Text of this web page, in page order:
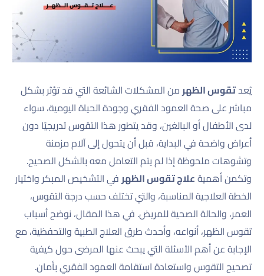
يُعدتقوس الظهر من المشكلات الشائعة التي قد تؤثر بشكل
مباشر على صحة العمود الفقري وجودة الحياة اليومية، سواء
لدى الأطفال أو البالغين، وقد يتطور هذا التقوس تدريجيًا دون
أعراض واضحة في البداية، قبل أن يتحول إلى آلام مزمنة
وتشوهات ملحوظة إذا لم يتم التعامل معه بالشكل الصحيح.
وتكمن أهميةعلاج تقوس الظهر في التشخيص المبكر واختيار
الخطة العلاجية المناسبة، والتي تختلف حسب درجة التقوس،
العمر، والحالة الصحية للمريض. في هذا المقال، نوضح أسباب
تقوس الظهر، أنواعه، وأحدث طرق العلاج الطبية والتحفظية، مع
الإجابة عن أهم الأسئلة التي يبحث عنها المرضى حول كيفية
تصحيح التقوس واستعادة استقامة العمود الفقري بأمان.